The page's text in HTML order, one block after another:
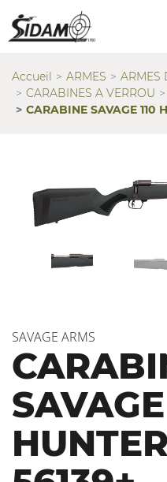
Accueil ARMES
ARMES
CARABINES A VERROU
CARABINE SAVAGE 110
SAVAGE ARMS